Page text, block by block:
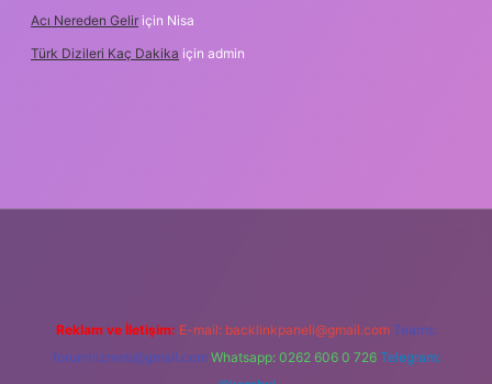
Acı Nereden Gelir için Nisa
Türk Dizileri Kaç Dakika için admin
Reklam ve İletişim: E-mail: backlinkpaneli@gmail.com Teams:
forumhizmeti@gmail.com Whatsapp: 0262 606 0 726 Telegram: